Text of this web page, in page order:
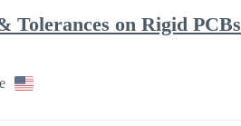
Tolerances on Rigid PCBs